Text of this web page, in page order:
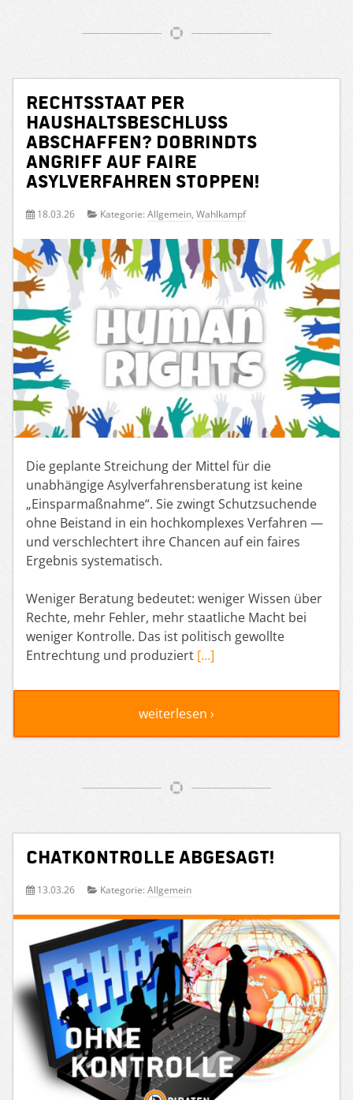
Rechtsstaat per
Haushaltsbeschluss
abschaffen? Dobrindts
Angriff auf faire
Asylverfahren stoppen!
18.03.26 Kategorie: Allgemein, Wahlkampf
Die geplante Streichung der Mittel für die
unabhängige Asylverfahrensberatung ist keine
„Einsparmaßnahme“. Sie zwingt Schutzsuchende
ohne Beistand in ein hochkomplexes Verfahren —
und verschlechtert ihre Chancen auf ein faires
Ergebnis systematisch.
Weniger Beratung bedeutet: weniger Wissen über
Rechte, mehr Fehler, mehr staatliche Macht bei
weniger Kontrolle. Das ist politisch gewollte
Entrechtung und produziert […]
weiterlesen ›
Chatkontrolle abgesagt!
13.03.26 Kategorie: Allgemein